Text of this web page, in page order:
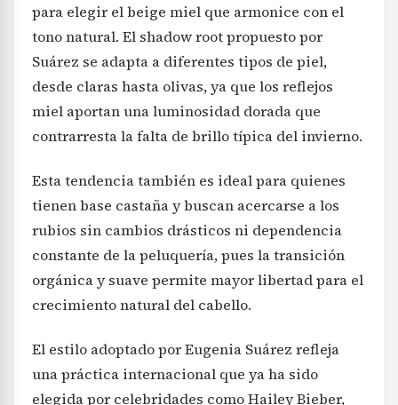
para elegir el beige miel que armonice con el
tono natural. El shadow root propuesto por
Suárez se adapta a diferentes tipos de piel,
desde claras hasta olivas, ya que los reflejos
miel aportan una luminosidad dorada que
contrarresta la falta de brillo típica del invierno.
Esta tendencia también es ideal para quienes
tienen base castaña y buscan acercarse a los
rubios sin cambios drásticos ni dependencia
constante de la peluquería, pues la transición
orgánica y suave permite mayor libertad para el
crecimiento natural del cabello.
El estilo adoptado por Eugenia Suárez refleja
una práctica internacional que ya ha sido
elegida por celebridades como Hailey Bieber,